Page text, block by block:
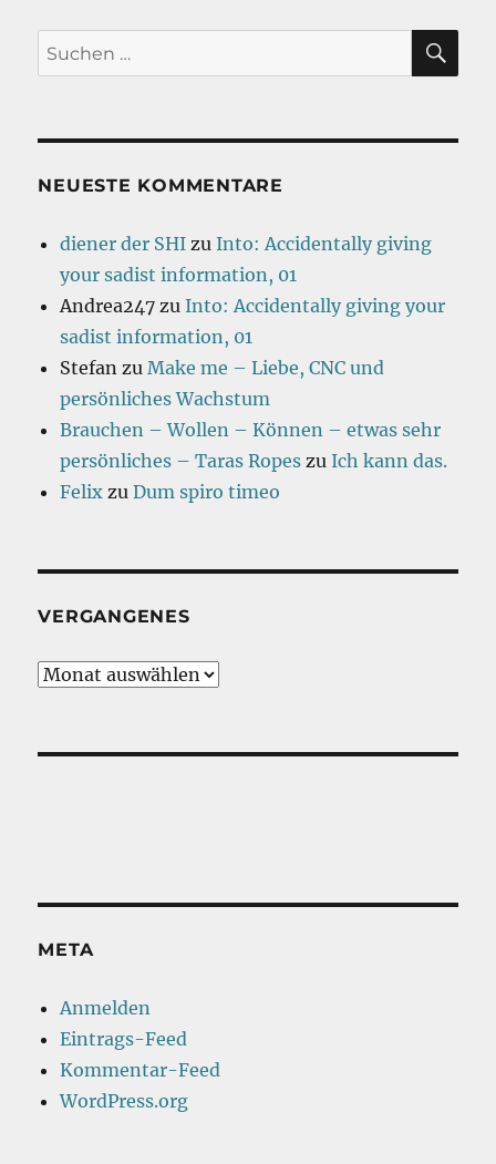
Suchen
nach:
NEUESTE KOMMENTARE
diener der SHI zuInto: Accidentally giving
your sadist information, 01
Andrea247 zuInto: Accidentally giving your
sadist information, 01
Stefan zuMake me – Liebe, CNC und
persönliches Wachstum
Brauchen – Wollen – Können – etwas sehr
persönliches – Taras Ropes zuIch kann das.
Felix zuDum spiro timeo
VERGANGENES
Vergangenes
META
Anmelden
Eintrags-Feed
Kommentar-Feed
WordPress.org